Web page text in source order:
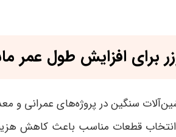
برای افزایش طول عمر
سنگین در پروژه‌های عمرانی و
انتخاب قطعات مناسب باعث کاهش